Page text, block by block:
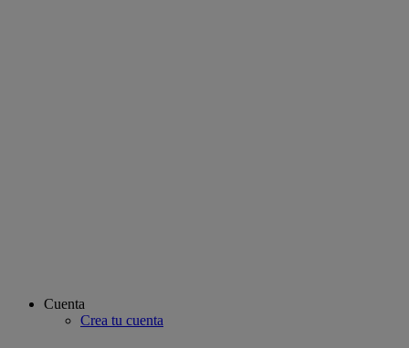
Cuenta
Crea tu cuenta